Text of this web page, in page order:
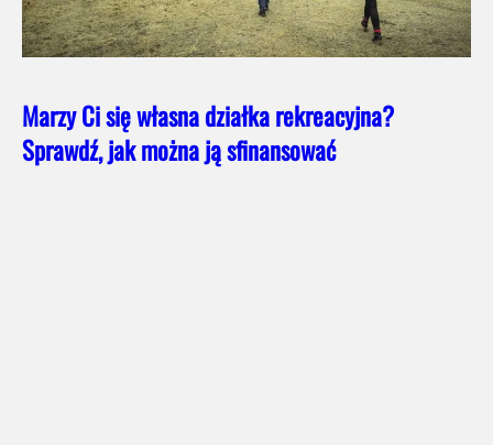
Marzy Ci się własna działka rekreacyjna?
Sprawdź, jak można ją sfinansować